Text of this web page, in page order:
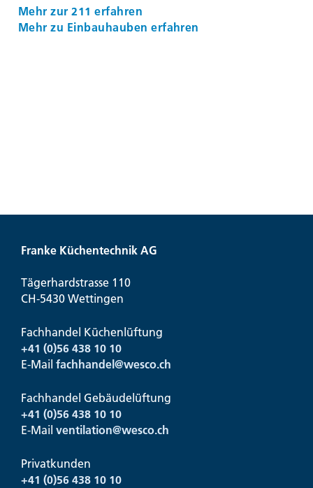
Mehr zur 211 erfahren
Mehr zu Einbauhauben erfahren
Franke Küchentechnik AG
Tägerhardstrasse 110
CH-5430 Wettingen
Fachhandel Küchenlüftung
+41 (0)56 438 10 10
E-Mail fachhandel@wesco.ch
Fachhandel Gebäudelüftung
+41 (0)56 438 10 10
E-Mail ventilation@wesco.ch
Privatkunden
+41 (0)56 438 10 10